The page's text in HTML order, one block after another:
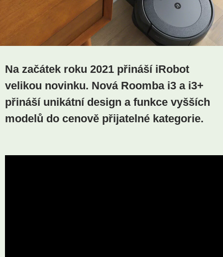
Na začátek roku 2021 přináší iRobot
velikou novinku. Nová Roomba i3 a i3+
přináší unikátní design a funkce vyšších
modelů do cenově přijatelné kategorie.